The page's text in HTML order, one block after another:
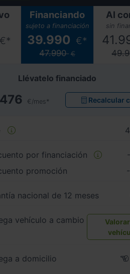
€*
Financiando
sujeto a financiación
39.990 €*
47.990 €
Al
sin
Llévatelo financiado
476 €/mes* Recalcular
por financiación
promoción
nacional de 12 meses
vehículo a cambio
a domicilio